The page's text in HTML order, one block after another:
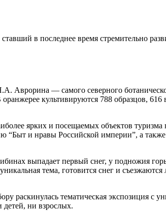
в последнее время стремительно
— самого северного
культивируются 788 образцов, 616
ярких и посещаемых объектов туризма
“Быт и нравы Российской империи”, а
выпадает первый снег, у подножия
тема, готовится снег и
раскинулась тематическая экспозиция с
ни взрослых.